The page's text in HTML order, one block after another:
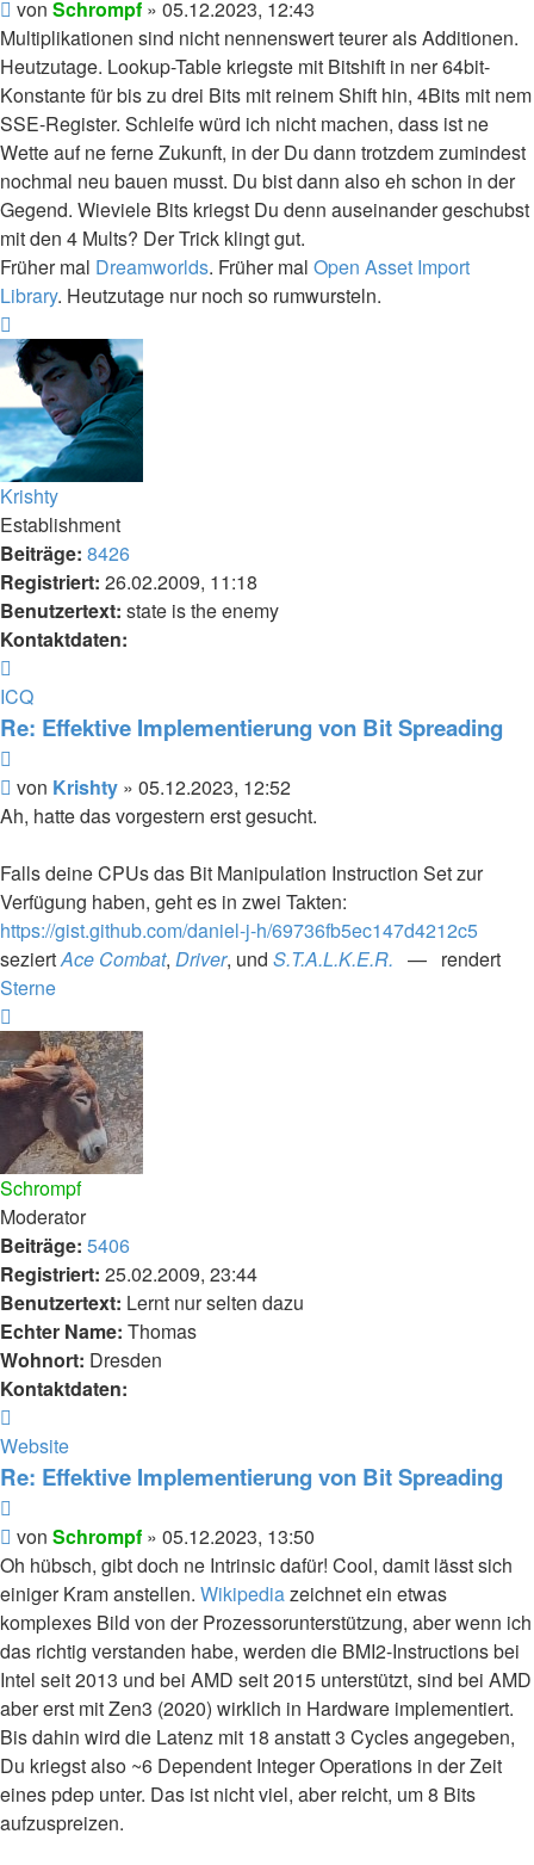
Beitrag
von Schrompf » 05.12.2023, 12:43
Multiplikationen sind nicht nennenswert teurer als Additionen.
Heutzutage. Lookup-Table kriegste mit Bitshift in ner 64bit-
Konstante für bis zu drei Bits mit reinem Shift hin, 4Bits mit nem
SSE-Register. Schleife würd ich nicht machen, dass ist ne
Wette auf ne ferne Zukunft, in der Du dann trotzdem zumindest
nochmal neu bauen musst. Du bist dann also eh schon in der
Gegend. Wieviele Bits kriegst Du denn auseinander geschubst
mit den 4 Mults? Der Trick klingt gut.
Früher mal Dreamworlds. Früher mal Open Asset Import
Library. Heutzutage nur noch so rumwursteln.
oben
Krishty
Establishment
Beiträge: 8426
Registriert: 26.02.2009, 11:18
Benutzertext: state is the enemy
Kontaktdaten:
von
Krishty
ICQ
Re: Effektive Implementierung von Bit Spreading
Beitrag
von Krishty » 05.12.2023, 12:52
Ah, hatte das vorgestern erst gesucht.
Falls deine CPUs das Bit Manipulation Instruction Set zur
Verfügung haben, geht es in zwei Takten:
https://gist.github.com/daniel-j-h/69736fb5ec147d4212c5
seziertAce Combat, Driver, und S.T.A.L.K.E.R. — rendert
Sterne
oben
Schrompf
Moderator
Beiträge: 5406
Registriert: 25.02.2009, 23:44
Benutzertext: Lernt nur selten dazu
Echter Name: Thomas
Wohnort: Dresden
Kontaktdaten:
von
Schrompf
Website
Re: Effektive Implementierung von Bit Spreading
Beitrag
von Schrompf » 05.12.2023, 13:50
Oh hübsch, gibt doch ne Intrinsic dafür! Cool, damit lässt sich
einiger Kram anstellen. Wikipediazeichnet ein etwas
komplexes Bild von der Prozessorunterstützung, aber wenn ich
das richtig verstanden habe, werden die BMI2-Instructions bei
Intel seit 2013 und bei AMD seit 2015 unterstützt, sind bei AMD
aber erst mit Zen3 (2020) wirklich in Hardware implementiert.
Bis dahin wird die Latenz mit 18 anstatt 3 Cycles angegeben,
Du kriegst also ~6 Dependent Integer Operations in der Zeit
eines pdep unter. Das ist nicht viel, aber reicht, um 8 Bits
aufzuspreizen.